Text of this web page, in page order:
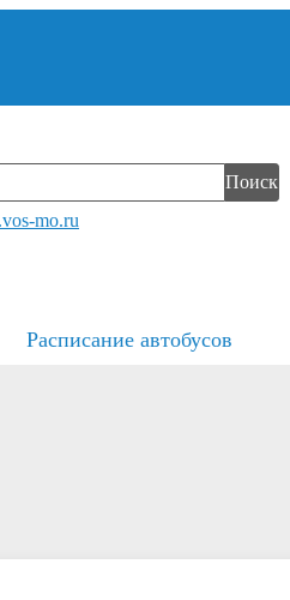
Поиск
mo.ru
Расписание автобусов